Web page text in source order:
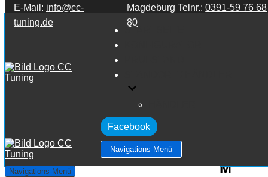
Zum Inhalt springen
E-Mail: info@cc-
tuning.de
Magdeburg Telnr.:0391-59 76 68
80
STARTSEITE
Facebook
Navigations-Menü
Navigations-Menü
Mercedes Benz M Klasse W164 M